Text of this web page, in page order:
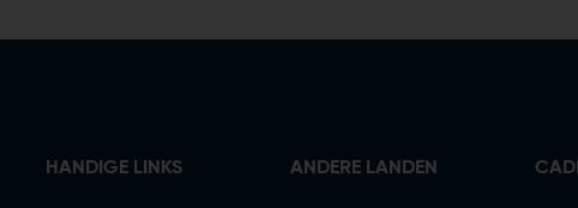
HANDIGE LINKS ANDERE LANDEN